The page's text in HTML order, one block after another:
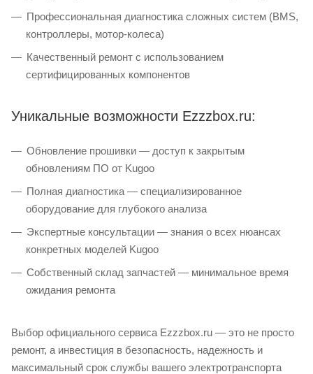
Профессиональная диагностика сложных систем (BMS,
контроллеры, мотор-колеса)
Качественный ремонт с использованием
сертифицированных компонентов
Уникальные возможности Ezzzbox.ru:
Обновление прошивки — доступ к закрытым
обновлениям ПО от Kugoo
Полная диагностика — специализированное
оборудование для глубокого анализа
Экспертные консультации — знания о всех нюансах
конкретных моделей Kugoo
Собственный склад запчастей — минимальное время
ожидания ремонта
Выбор официального сервиса Ezzzbox.ru — это не просто
ремонт, а инвестиция в безопасность, надежность и
максимальный срок службы вашего электротранспорта